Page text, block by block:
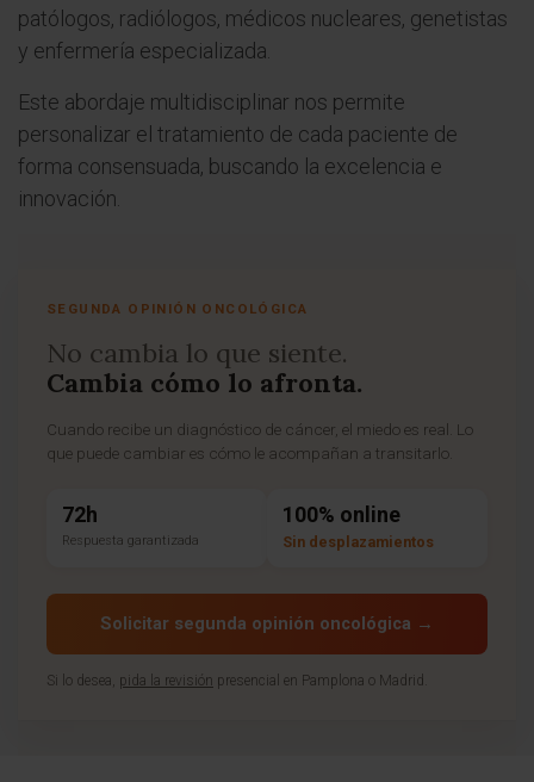
patólogos, radiólogos, médicos nucleares, genetistas
y enfermería especializada.
Este abordaje multidisciplinar nos permite
personalizar el tratamiento de cada paciente de
forma consensuada, buscando la excelencia e
innovación.
SEGUNDA OPINIÓN ONCOLÓGICA
No cambia lo que siente.
Cambia cómo lo afronta.
Cuando recibe un diagnóstico de cáncer, el miedo es real. Lo
que puede cambiar es cómo le acompañan a transitarlo.
72h
Respuesta garantizada
100% online
Sin desplazamientos
Solicitar segunda opinión oncológica →
Si lo desea, pida la revisión presencial en Pamplona o Madrid.